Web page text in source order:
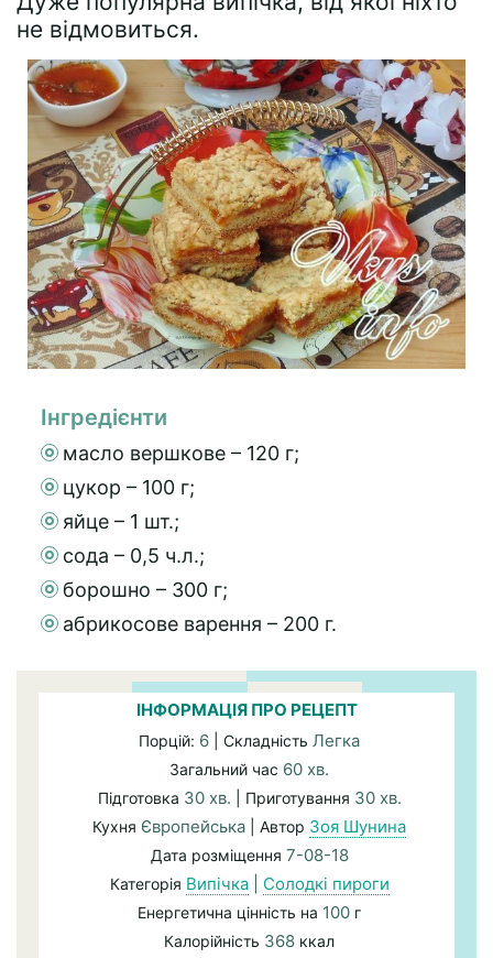
не відмовиться.
Інгредієнти
масло вершкове – 120 г;
цукор – 100 г;
яйце – 1 шт.;
сода – 0,5 ч.л.;
борошно – 300 г;
абрикосове варення – 200 г.
ІНФОРМАЦІЯ ПРО РЕЦЕПТ
Порцій: 6 | Складність Легка
Загальний час 60 хв.
Підготовка 30 хв. | Приготування 30 хв.
Кухня Європейська | Автор Зоя Шунина
Дата розміщення 7-08-18
Категорія Випічка| Солодкі пироги
Енергетична цінність на 100 г
Калорійність 368 ккал